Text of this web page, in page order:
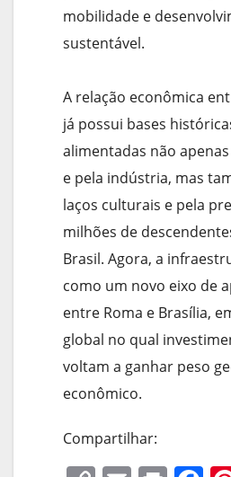
mobilidade e
sustentável.
A relação econômica
já possui bases
alimentadas não
e pela indústria, mas
laços culturais e pela
milhões de
Brasil. Agora, a
como um novo eixo de
entre Roma e Brasília,
global no qual
voltam a ganhar peso
econômico.
Compartilhar: